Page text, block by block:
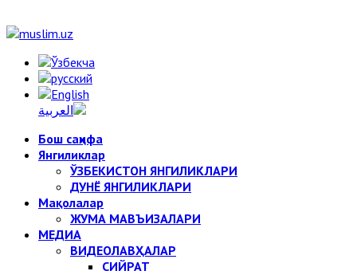
Бош саҳифа
Янгиликлар
ЎЗБЕКИСТОН ЯНГИЛИКЛАРИ
ДУНЁ ЯНГИЛИКЛАРИ
Мақолалар
ЖУМА МАВЪИЗАЛАРИ
МЕДИА
ВИДЕОЛАВҲАЛАР
СИЙРАТ